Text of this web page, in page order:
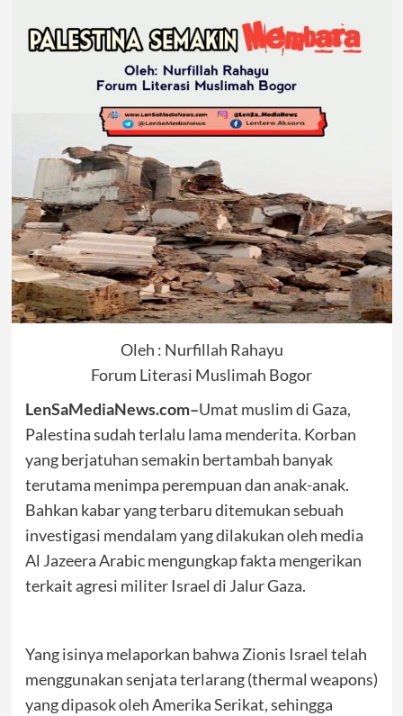
Oleh : Nurfillah Rahayu
Forum Literasi Muslimah Bogor
LenSaMediaNews.com–Umat muslim di Gaza,
Palestina sudah terlalu lama menderita. Korban
yang berjatuhan semakin bertambah banyak
terutama menimpa perempuan dan anak-anak.
Bahkan kabar yang terbaru ditemukan sebuah
investigasi mendalam yang dilakukan oleh media
Al Jazeera Arabic mengungkap fakta mengerikan
terkait agresi militer Israel di Jalur Gaza.
Yang isinya melaporkan bahwa Zionis Israel telah
menggunakan senjata terlarang (thermal weapons)
yang dipasok oleh Amerika Serikat, sehingga